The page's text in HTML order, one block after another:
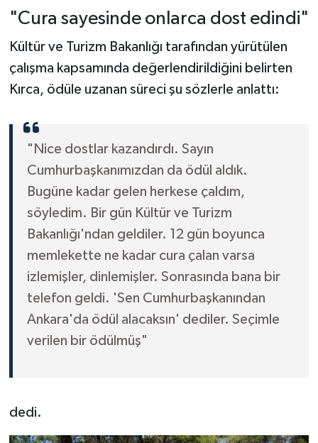
"Cura sayesinde onlarca dost edindi"
Kültür ve Turizm Bakanlığı tarafından yürütülen
çalışma kapsamında değerlendirildiğini belirten
Kırca, ödüle uzanan süreci şu sözlerle anlattı:
"Nice dostlar kazandırdı. Sayın
Cumhurbaşkanımızdan da ödül aldık.
Bugüne kadar gelen herkese çaldım,
söyledim. Bir gün Kültür ve Turizm
Bakanlığı'ndan geldiler. 12 gün boyunca
memlekette ne kadar cura çalan varsa
izlemişler, dinlemişler. Sonrasında bana bir
telefon geldi. 'Sen Cumhurbaşkanından
Ankara'da ödül alacaksın' dediler. Seçimle
verilen bir ödülmüş"
dedi.